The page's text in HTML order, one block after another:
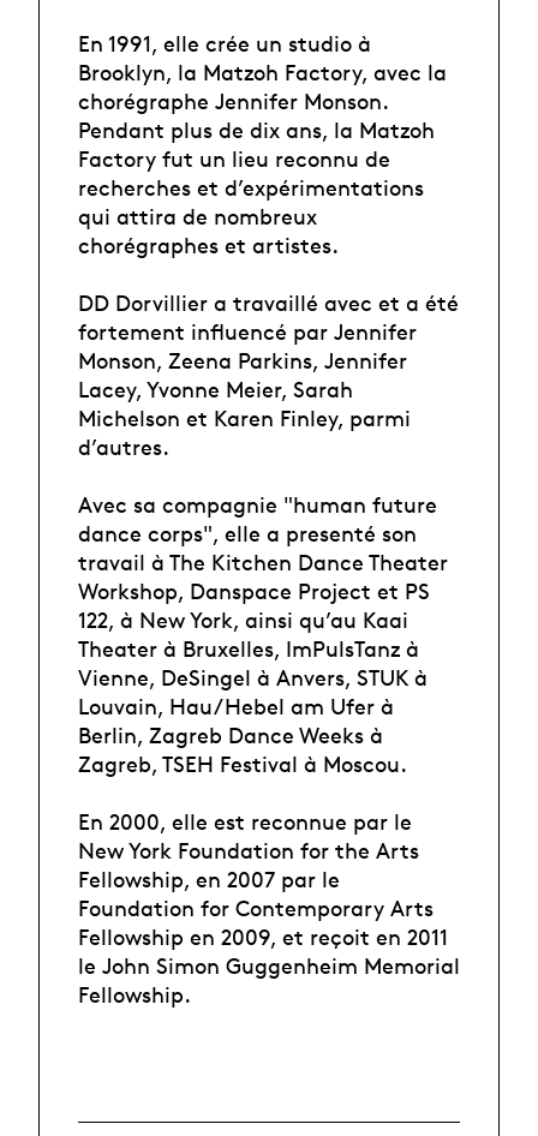
En 1991, elle crée un studio à
Brooklyn, la Matzoh Factory, avec la
chorégraphe Jennifer Monson.
Pendant plus de dix ans, la Matzoh
Factory fut un lieu reconnu de
recherches et d’expérimentations
qui attira de nombreux
chorégraphes et artistes.
DD Dorvillier a travaillé avec et a été
fortement influencé par Jennifer
Monson, Zeena Parkins, Jennifer
Lacey, Yvonne Meier, Sarah
Michelson et Karen Finley, parmi
d’autres.
Avec sa compagnie "human future
dance corps", elle a presenté son
travail à The Kitchen Dance Theater
Workshop, Danspace Project et PS
122, à New York, ainsi qu’au Kaai
Theater à Bruxelles, ImPulsTanz à
Vienne, DeSingel à Anvers, STUK à
Louvain, Hau/Hebel am Ufer à
Berlin, Zagreb Dance Weeks à
Zagreb, TSEH Festival à Moscou.
En 2000, elle est reconnue par le
New York Foundation for the Arts
Fellowship, en 2007 par le
Foundation for Contemporary Arts
Fellowship en 2009, et reçoit en 2011
le John Simon Guggenheim Memorial
Fellowship.